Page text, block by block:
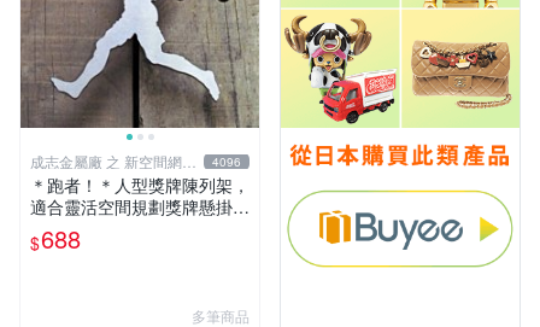
成志金屬廠 之 新空間網路
購物
4096
＊跑者！＊人型獎牌陳列架，
適合靈活空間規劃獎牌懸掛
架，馬拉松、單車鐵人、路
跑、買完慢跑鞋路跑褲GPS
$688
多筆商品